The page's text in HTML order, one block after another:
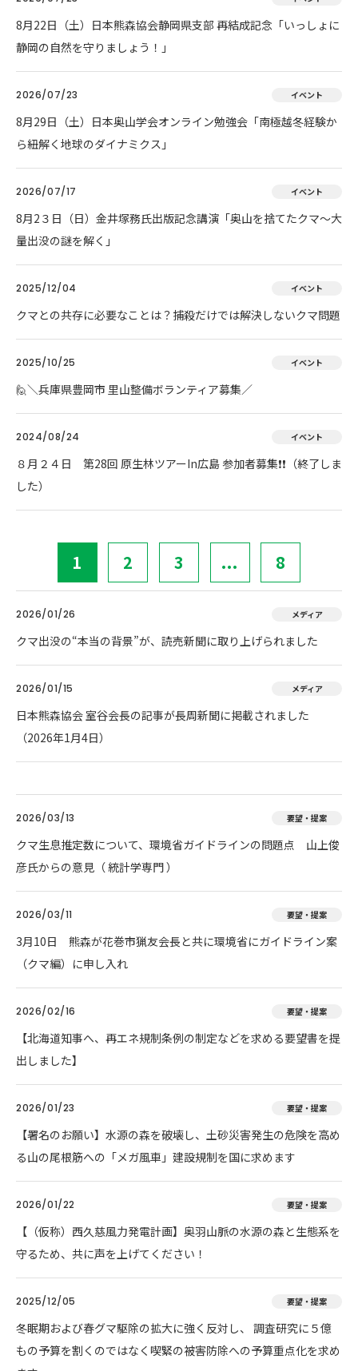
8月22日（土）日本熊森協会静岡県支部 再結成記念「いっしょに
静岡の自然を守りましょう！」
2026/07/23 イベント
8月29日（土）日本奥山学会オンライン勉強会「南極越冬経験か
ら紐解く地球のダイナミクス」
2026/07/17 イベント
8月2３日（日）金井塚務氏出版記念講演「奥山を捨てたクマ～大
量出没の謎を解く」
2025/12/04 イベント
クマとの共存に必要なことは？捕殺だけでは解決しないクマ問題
2025/10/25 イベント
🙋＼兵庫県豊岡市 里山整備ボランティア募集／
2024/08/24 イベント
８月２４日 第28回 原生林ツアーIn広島 参加者募集❗❗（終了しま
した）
1 2 3 ... 8
2026/01/26 メディア
クマ出没の“本当の背景”が、読売新聞に取り上げられました
2026/01/15 メディア
日本熊森協会 室谷会長の記事が長周新聞に掲載されました
（2026年1月4日）
2026/03/13 要望・提案
クマ生息推定数について、環境省ガイドラインの問題点 山上俊
彦氏からの意見（ 統計学専門 ）
2026/03/11 要望・提案
3月10日 熊森が花巻市猟友会長と共に環境省にガイドライン案
（クマ編）に申し入れ
2026/02/16 要望・提案
【北海道知事へ、再エネ規制条例の制定などを求める要望書を提
出しました】
2026/01/23 要望・提案
【署名のお願い】水源の森を破壊し、土砂災害発生の危険を高め
る山の尾根筋への「メガ風車」建設規制を国に求めます
2026/01/22 要望・提案
【（仮称）西久慈風力発電計画】奥羽山脈の水源の森と生態系を
守るため、共に声を上げてください！
2025/12/05 要望・提案
冬眠期および春グマ駆除の拡大に強く反対し、 調査研究に５億
もの予算を割くのではなく喫緊の被害防除への予算重点化を求め